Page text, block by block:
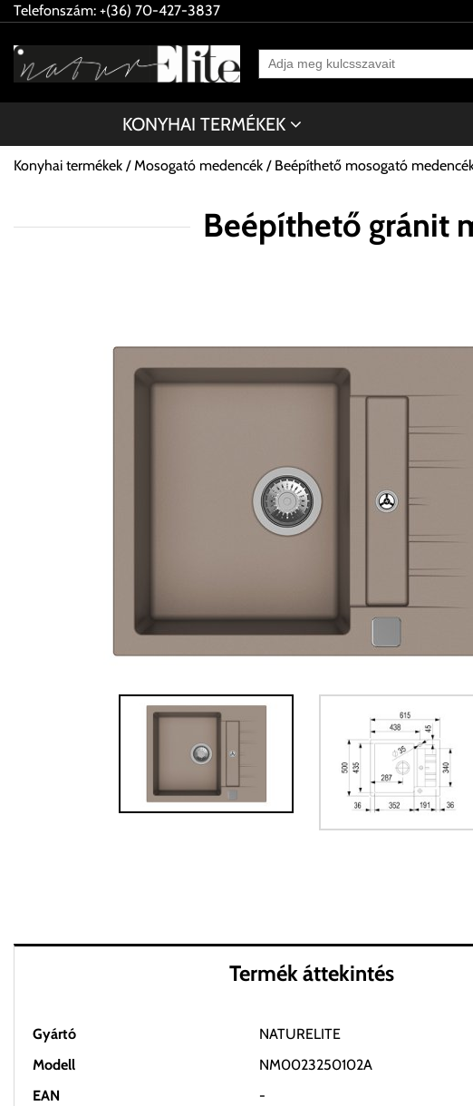
Telefonszám: +(36) 70-427-3837
KONYHAI TERMÉKEK
Konyhai termékek Mosogató medencék Beépíthető mosogató
Beépíthető gránit
Termék áttekintés
Gyártó
NATURELITE
Modell
NM0023250102A
EAN
-